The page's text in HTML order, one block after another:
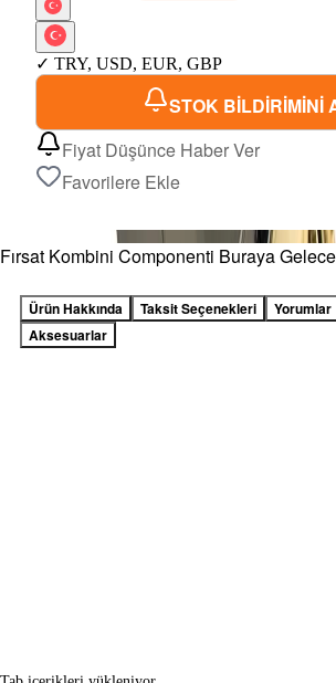
✓ TRY, USD, EUR, GBP
STOK BİLDİRİMİNİ
Fiyat Düşünce Haber Ver
Favorilere Ekle
Fırsat Kombini Componenti Buraya
Ürün Hakkında Taksit Seçenekleri Yorumlar
Aksesuarlar